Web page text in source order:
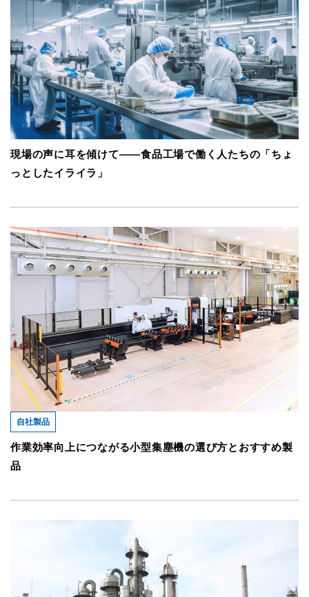
現場の声に耳を傾けて――食品工場で働く人たちの「ちょ
っとしたイライラ」
自社製品
作業効率向上につながる小型集塵機の選び方とおすすめ製
品